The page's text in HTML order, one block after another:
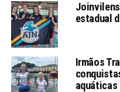
estadual
Irmãos
aquáticas